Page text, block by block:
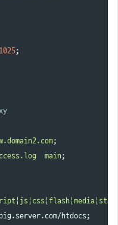
1025;
;
main ;
htdocs ;